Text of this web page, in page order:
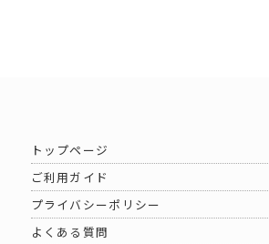
トップページ
ご利用ガイド
プライバシーポリシー
よくある質問